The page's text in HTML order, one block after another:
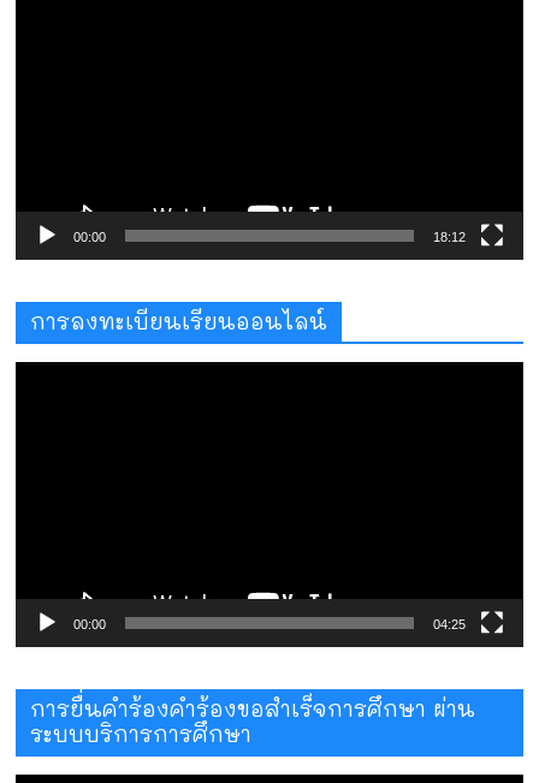
00:00 18:12
การลงทะเบียนเรียนออนไลน์
00:00 04:25
การยื่นคำร้องคำร้องขอสำเร็จการศึกษา ผ่าน
ระบบบริการการศึกษา